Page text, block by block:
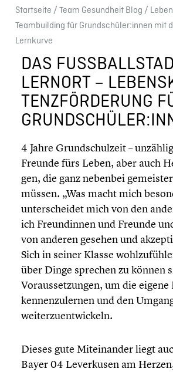
Start­seite / Team Gesund­heit Blog /
Teambuil­ding für Grundschüler:innen mit
Lernkurve
DAS
ERNORT –
ENZ­FÖR­DE­RUNG
4 Jahre Grund­schul­zeit –
Freunde fürs Leben, aber auch
gen, die ganz nebenbei
müssen. „Was macht mich
unter­schei­det mich von den
ich Freun­din­nen und Freunde
von anderen gesehen und
Sich in seiner Klasse
über Dinge sprechen zu können
Voraus­set­zun­gen, um die
kennen­zu­ler­nen und den
weiter­zu­ent­wi­ckeln.
Dieses gute Mitein­an­der liegt
Bayer 04 Lever­ku­sen am